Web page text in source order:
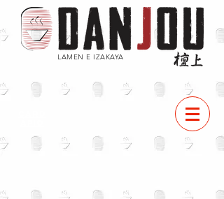
LAMEN E IZAKAYA